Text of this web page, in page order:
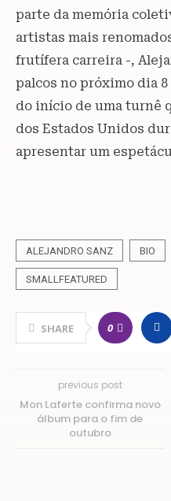
parte da memória
artistas mais
frutífera carreira -,
palcos no próximo dia
do início de uma turnê
dos Estados Unidos
apresentar um
ALEJANDRO SANZ BIO
SMALLFEATURED
SHARE 0
previous post
Mon Laferte confirma novo
álbum para o fim de
outubro